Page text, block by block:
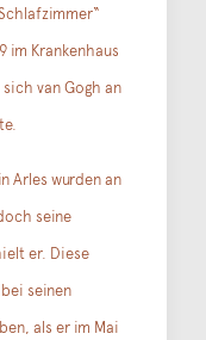
im Krankenhaus
van Gogh an
Arles wurden an
seine
er. Diese
seinen
als er im Mai